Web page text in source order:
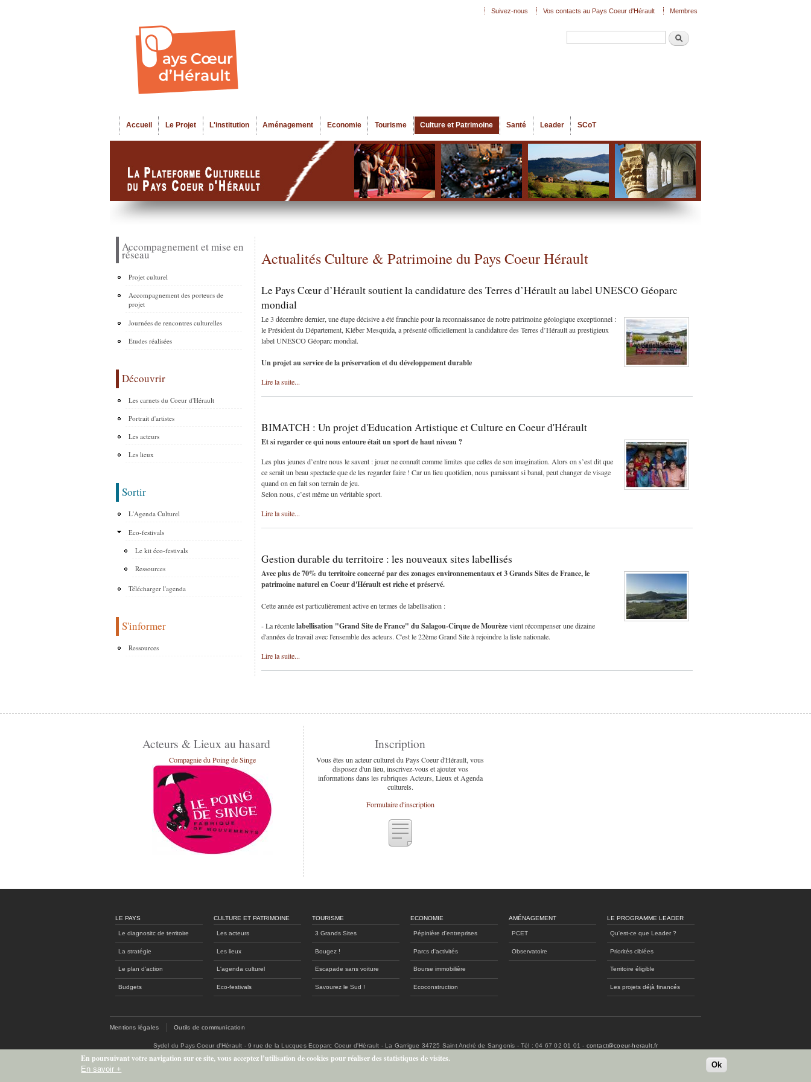
Recherche
Menu principal
Accueil Le Projet L'institution Aménagement Economie Tourisme Culture et Patrimoine Santé Leader SCoT
Suivez-nous Vos contacts au Pays Coeur d'Hérault Membres
Accompagnement et mise en
réseau
Projet culturel
Accompagnement des porteurs de
projet
Journées de rencontres culturelles
Etudes réalisées
Découvrir
Les carnets du Coeur d'Hérault
Portrait d'artistes
Les acteurs
Les lieux
Sortir
L'Agenda Culturel
Eco-festivals
Le kit éco-festivals
Ressources
Télécharger l'agenda
S'informer
Ressources
Actualités Culture & Patrimoine du Pays Coeur Hérault
Le Pays Cœur d’Hérault soutient la candidature des Terres d’Hérault au label UNESCO Géoparc
mondial
Le 3 décembre dernier, une étape décisive a été franchie pour la reconnaissance de notre patrimoine géologique exceptionnel :
le Président du Département, Kléber Mesquida, a présenté officiellement la candidature des Terres d’Hérault au prestigieux
label UNESCO Géoparc mondial.
Un projet au service de la préservation et du développement durable
Lire la suite...
BIMATCH : Un projet d'Education Artistique et Culture en Coeur d'Hérault
Et si regarder ce qui nous entoure était un sport de haut niveau ?
Les plus jeunes d’entre nous le savent : jouer ne connaît comme limites que celles de son imagination. Alors on s’est dit que
ce serait un beau spectacle que de les regarder faire ! Car un lieu quotidien, nous paraissant si banal, peut changer de visage
quand on en fait son terrain de jeu.
Selon nous, c’est même un véritable sport.
Lire la suite...
Gestion durable du territoire : les nouveaux sites labellisés
Avec plus de 70% du territoire concerné par des zonages environnementaux et 3 Grands Sites de France, le
patrimoine naturel en Coeur d'Hérault est riche et préservé.
Cette année est particulièrement active en termes de labellisation :
- La récentelabellisation "Grand Site de France" du Salagou-Cirque de Mourèzevient récompenser une dizaine
d'années de travail avec l'ensemble des acteurs. C'est le 22ème Grand Site à rejoindre la liste nationale.
Lire la suite...
Acteurs & Lieux au hasard
Compagnie du Poing de Singe
Inscription
Vous êtes un acteur culturel du Pays Coeur d'Hérault, vous
disposez d'un lieu, inscrivez-vous et ajouter vos
informations dans les rubriques Acteurs, Lieux et Agenda
culturels.
Formulaire d'inscription
LE PAYS
Le diagnositc de territoire
La stratégie
Le plan d'action
Budgets
CULTURE ET PATRIMOINE
Les acteurs
Les lieux
L'agenda culturel
Eco-festivals
TOURISME
3 Grands Sites
Bougez !
Escapade sans voiture
Savourez le Sud !
ECONOMIE
Pépinière d'entreprises
Parcs d'activités
Bourse immobilière
Ecoconstruction
AMÉNAGEMENT
PCET
Observatoire
LE PROGRAMME LEADER
Qu'est-ce que Leader ?
Priorités ciblées
Territoire éligible
Les projets déjà financés
Mentions légales Outils de communication
Sydel du Pays Coeur d'Hérault - 9 rue de la Lucques Ecoparc Coeur d'Hérault - La Garrigue 34725 Saint André de Sangonis - Tél : 04 67 02 01 01 - contact@coeur-herault.fr
En poursuivant votre navigation sur ce site, vous acceptez l’utilisation de cookies pour réaliser des statistiques de visites.
En savoir + Ok